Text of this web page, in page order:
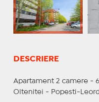
DESCRIERE
Apartament 2 camere -
Oltenitei - Popesti-